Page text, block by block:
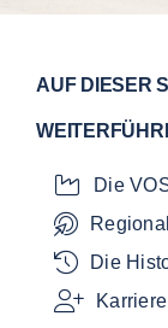
AUF DIESER
Die
Die
Karriere